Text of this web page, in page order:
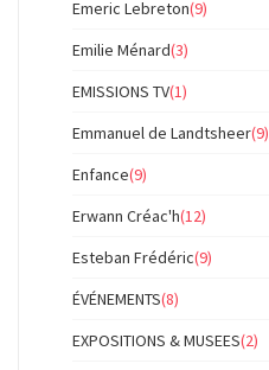
Emeric Lebreton(9)
Emilie Ménard(3)
EMISSIONS TV(1)
Emmanuel de Landtsheer(9)
Enfance(9)
Erwann Créac'h(12)
Esteban Frédéric(9)
ÉVÉNEMENTS(8)
EXPOSITIONS & MUSEES(2)